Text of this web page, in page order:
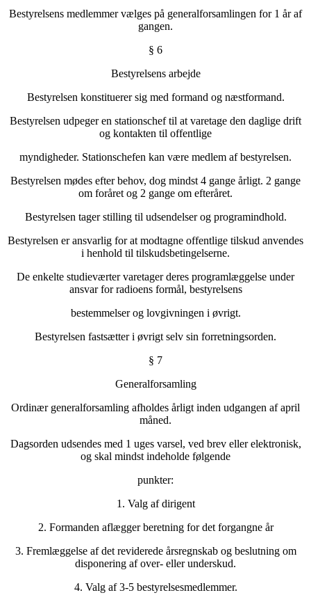
Bestyrelsens medlemmer vælges på generalforsamlingen for 1 år af
gangen.
§ 6
Bestyrelsens arbejde
Bestyrelsen konstituerer sig med formand og næstformand.
Bestyrelsen udpeger en stationschef til at varetage den daglige drift
og kontakten til offentlige
myndigheder. Stationschefen kan være medlem af bestyrelsen.
Bestyrelsen mødes efter behov, dog mindst 4 gange årligt. 2 gange
om foråret og 2 gange om efteråret.
Bestyrelsen tager stilling til udsendelser og programindhold.
Bestyrelsen er ansvarlig for at modtagne offentlige tilskud anvendes
i henhold til tilskudsbetingelserne.
De enkelte studieværter varetager deres programlæggelse under
ansvar for radioens formål, bestyrelsens
bestemmelser og lovgivningen i øvrigt.
Bestyrelsen fastsætter i øvrigt selv sin forretningsorden.
§ 7
Generalforsamling
Ordinær generalforsamling afholdes årligt inden udgangen af april
måned.
Dagsorden udsendes med 1 uges varsel, ved brev eller elektronisk,
og skal mindst indeholde følgende
punkter:
1. Valg af dirigent
2. Formanden aflægger beretning for det forgangne år
3. Fremlæggelse af det reviderede årsregnskab og beslutning om
disponering af over‐ eller underskud.
4. Valg af 3‐5 bestyrelsesmedlemmer.